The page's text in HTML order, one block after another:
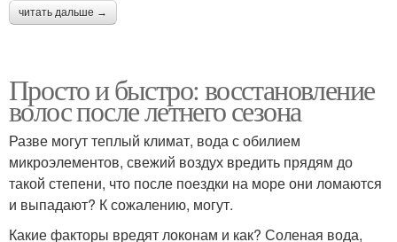
читать дальше →
Просто и быстро: восстановление
волос после летнего сезона
Разве могут теплый климат, вода с обилием
микроэлементов, свежий воздух вредить прядям до
такой степени, что после поездки на море они ломаются
и выпадают? К сожалению, могут.
Какие факторы вредят локонам и как? Соленая вода,